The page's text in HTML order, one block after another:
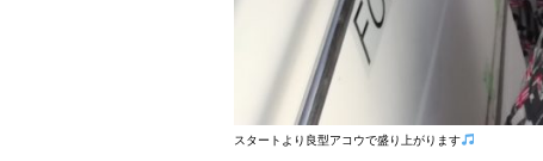
スタートより良型アコウで盛り上がります